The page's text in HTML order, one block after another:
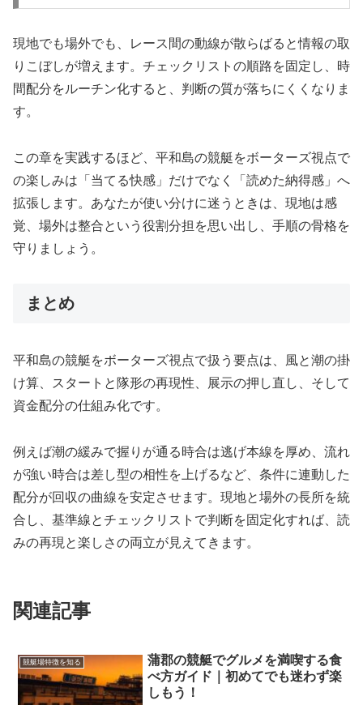
現地でも場外でも、レース間の動線が散らばると情報の取
りこぼしが増えます。チェックリストの順路を固定し、時
間配分をルーチン化すると、判断の質が落ちにくくなりま
す。
この章を実践するほど、平和島の競艇をボーターズ視点で
の楽しみは「当てる快感」だけでなく「読めた納得感」へ
拡張します。あなたが使い分けに迷うときは、現地は感
覚、場外は整合という役割分担を思い出し、手順の骨格を
守りましょう。
まとめ
平和島の競艇をボーターズ視点で扱う要点は、風と潮の掛
け算、スタートと隊形の再現性、展示の押し直し、そして
資金配分の仕組み化です。
例えば潮の緩みで握りが通る時合は逃げ本線を厚め、流れ
が強い時合は差し型の相性を上げるなど、条件に連動した
配分が回収の曲線を安定させます。現地と場外の長所を統
合し、基準線とチェックリストで判断を固定化すれば、読
みの再現と楽しさの両立が見えてきます。
関連記事
競艇場特徴を知る
蒲郡の競艇でグルメを満喫する食
べ方ガイド｜初めてでも迷わず楽
しもう！